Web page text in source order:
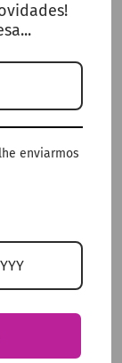
enviarmos